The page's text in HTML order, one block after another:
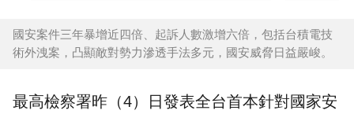
國安案件三年暴增近四倍、起訴人數激增六倍，包括台積電技
術外洩案，凸顯敵對勢力滲透手法多元，國安威脅日益嚴峻。
最高檢察署昨（4）日發表全台首本針對國家安